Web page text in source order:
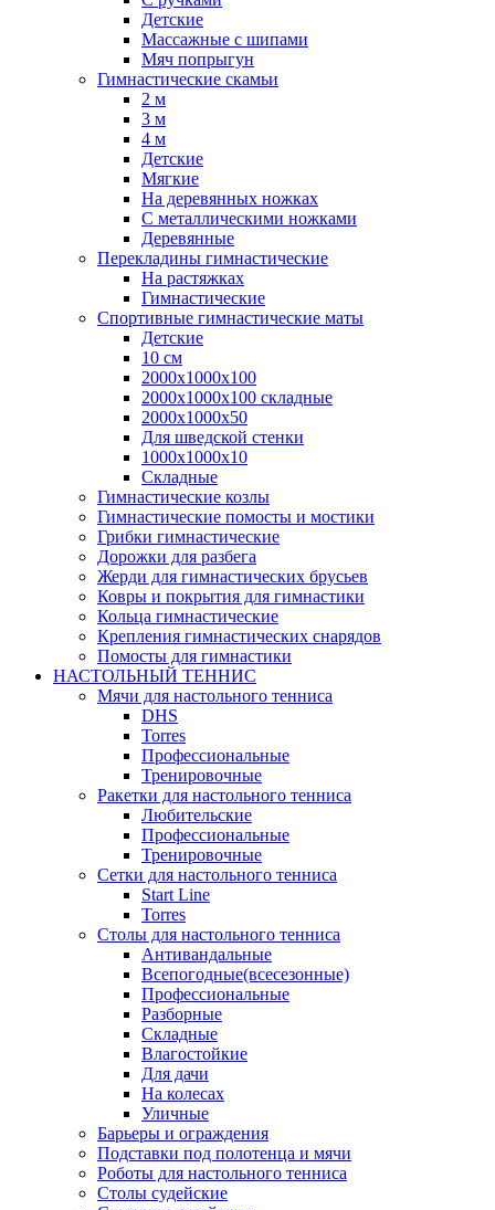
Детские
Массажные с шипами
Мяч попрыгун
Гимнастические скамьи
2 м
3 м
4 м
Детские
Мягкие
На деревянных ножках
С металлическими ножками
Деревянные
Перекладины гимнастические
На растяжках
Гимнастические
Спортивные гимнастические маты
Детские
10 см
2000х1000х100
2000х1000х100 складные
2000х1000х50
Для шведской стенки
1000х1000х10
Складные
Гимнастические козлы
Гимнастические помосты и мостики
Грибки гимнастические
Дорожки для разбега
Жерди для гимнастических брусьев
Ковры и покрытия для гимнастики
Кольца гимнастические
Крепления гимнастических снарядов
Помосты для гимнастики
НАСТОЛЬНЫЙ ТЕННИС
Мячи для настольного тенниса
DHS
Torres
Профессиональные
Тренировочные
Ракетки для настольного тенниса
Любительские
Профессиональные
Тренировочные
Сетки для настольного тенниса
Start Line
Torres
Столы для настольного тенниса
Антивандальные
Всепогодные(всесезонные)
Профессиональные
Разборные
Складные
Влагостойкие
Для дачи
На колесах
Уличные
Барьеры и ограждения
Подставки под полотенца и мячи
Роботы для настольного тенниса
Столы судейские